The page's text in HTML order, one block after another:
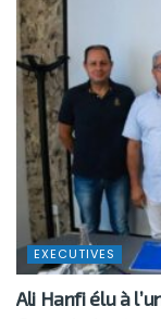
EXECUTIVES
Ali Hanfi élu à